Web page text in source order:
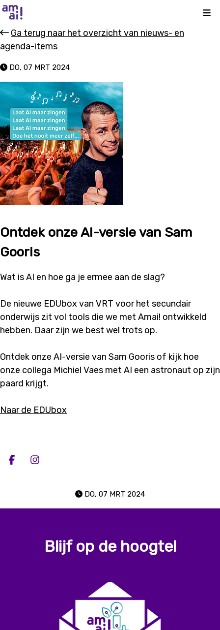
Ga terug naar het overzicht van nieuws- en
agenda-items
DO, 07 MRT 2024
Ontdek onze AI-versie van Sam
Gooris
Wat is AI en hoe ga je ermee aan de slag?
De nieuwe EDUbox van VRT voor het secundair
onderwijs zit vol tools die we met Amai! ontwikkeld
hebben. Daar zijn we best wel trots op.
Ontdek onze AI-versie van Sam Gooris of kijk hoe
onze collega Michiel Vaes met AI een astronaut op zijn
paard krijgt.
Naar de EDUbox
Deel op facebook
Deel op Instagram
DO, 07 MRT 2024
Blijf op de hoogte!